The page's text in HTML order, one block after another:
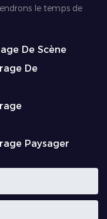
le temps de
De Scène
De
Paysager